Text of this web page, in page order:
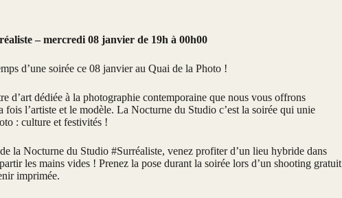
– mercredi 08 janvier de 19h à 00h00
d’une soirée ce 08 janvier au Quai de la Photo !
d’art dédiée à la photographie contemporaine que nous vous offrons
fois l’artiste et le modèle. La Nocturne du Studio c’est la soirée qui unie
: culture et festivités !
la Nocturne du Studio #Surréaliste, venez profiter d’un lieu hybride dans
les mains vides ! Prenez la pose durant la soirée lors d’un shooting gratuit
imprimée.